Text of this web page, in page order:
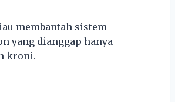
membantah sistem
yang dianggap hanya
kroni.